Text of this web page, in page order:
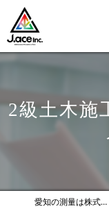
2級土木施
愛知の測量は株式会社J.ace